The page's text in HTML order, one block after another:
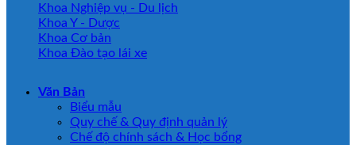
Khoa Nghiệp vụ - Du lịch
Khoa Y - Dược
Khoa Cơ bản
Khoa Đào tạo lái xe
Văn Bản
Biểu mẫu
Quy chế & Quy định quản lý
Chế độ chính sách & Học bổng